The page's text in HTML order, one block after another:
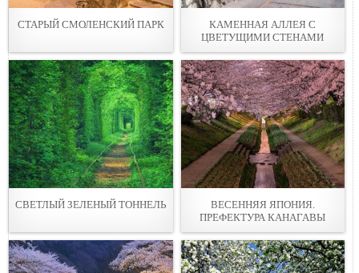
СТАРЫЙ СМОЛЕНСКИЙ ПАРК
КАМЕННАЯ АЛЛЕЯ С
ЦВЕТУЩИМИ СТЕНАМИ
СВЕТЛЫЙ ЗЕЛЕНЫЙ ТОННЕЛЬ
ВЕСЕННЯЯ ЯПОНИЯ.
ПРЕФЕКТУРА КАНАГАВЫ